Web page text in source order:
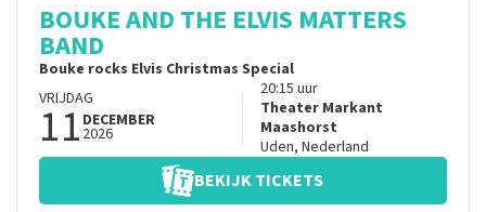
BOUKE AND THE ELVIS MATTERS
BAND
Bouke rocks Elvis Christmas Special
VRIJDAG
11 DECEMBER
2026
20:15 uur
Theater Markant
Maashorst
Uden, Nederland
BEKIJK TICKETS